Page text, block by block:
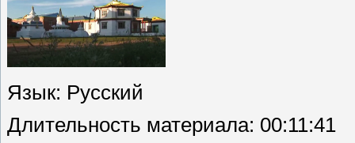
Язык: Русский
Длительность материала: 00:11:41